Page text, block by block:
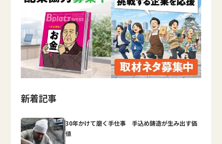
新着記事
30年かけて磨く手仕事 手込め鋳造が生み出す価
値